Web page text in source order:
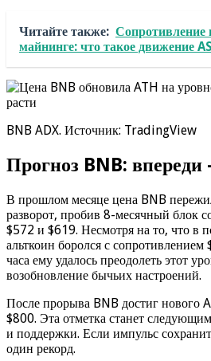
Читайте также: Сопротивление
майнинге: что такое движение
BNB ADX. Источник: TradingView
Прогноз BNB:
В прошлом месяце цена BNB
разворот, пробив 8-месячный блок
$572 и $619. Несмотря на то, что в
альткоин боролся с
часа ему удалось преодолеть этот
возобновление бычьих настроений.
После прорыва BNB достиг нового
$800. Эта отметка станет
и поддержки. Если импульс
один рекорд.